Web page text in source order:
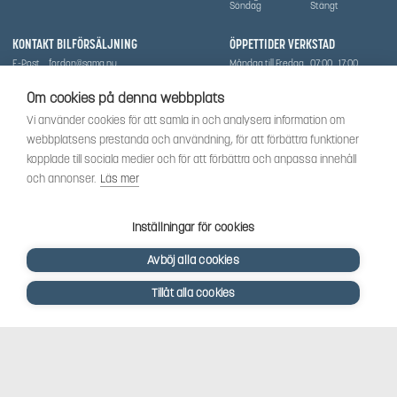
Om cookies på denna webbplats
Vi använder cookies för att samla in och analysera information om
webbplatsens prestanda och användning, för att förbättra funktioner
kopplade till sociala medier och för att förbättra och anpassa innehåll
och annonser. Läs mer
Inställningar för cookies
Avböj alla cookies
Tillåt alla cookies
Söndag
Stängt
ÖPPETTIDER VERKSTAD
Måndag till Fredag 07:00 17:00
KONTAKT BILFÖRSÄLJNING
E-Post
fordon@sama.nu
Vi har sedan 1970-talet levererat skog-och trädgårdsprodukter till Uppsala med omnejd. Vi
har idag även ett brett utbud av dessa produkter samt BRP:s produktsortiment, gällande
Can-Am, Sea-Doo.
Vi är certifierad serviceverkstad.
SOCIALT